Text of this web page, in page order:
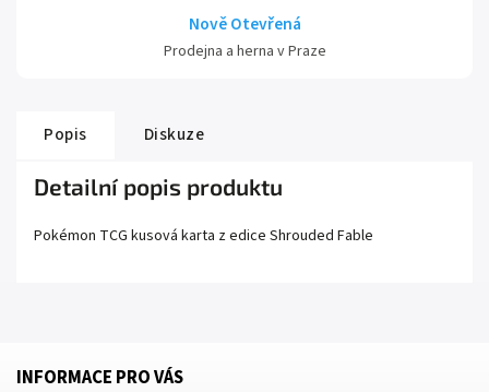
Nově Otevřená
Prodejna a herna v Praze
Popis Diskuze
Detailní popis produktu
Pokémon TCG kusová karta z edice Shrouded Fable
INFORMACE PRO VÁS